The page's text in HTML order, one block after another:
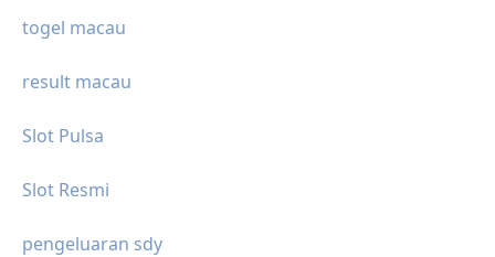
togel macau
result macau
Slot Pulsa
Slot Resmi
pengeluaran sdy